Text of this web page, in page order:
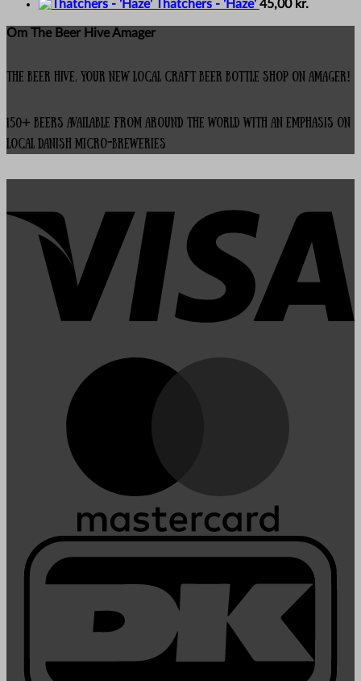
Thatchers - 'Haze' 45,00 kr.
Om The Beer Hive Amager
The Beer Hive, your new local Craft Beer Bottle Shop on Amager!
150+ beers available from around the world with an emphasis on
local Danish micro-breweries